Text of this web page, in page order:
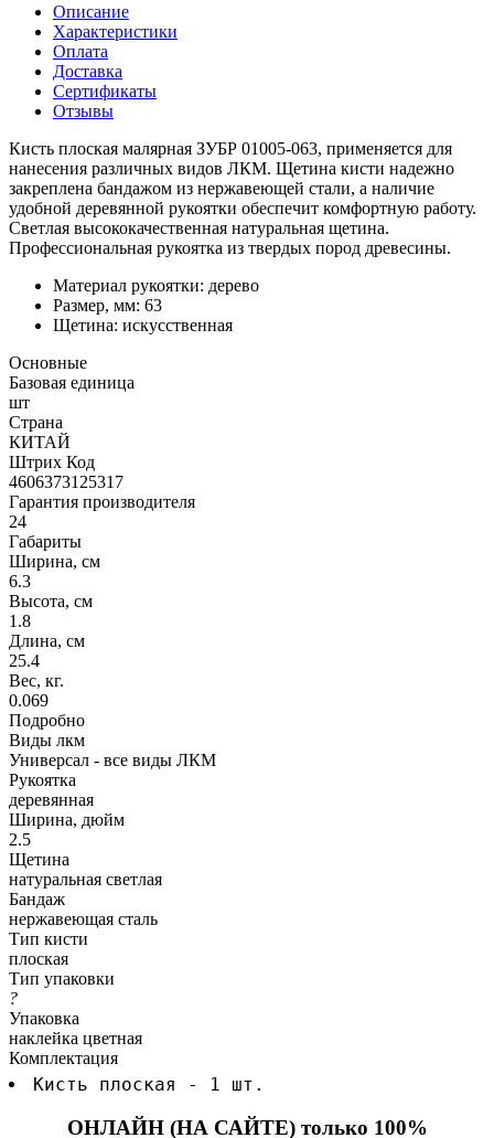
Описание
Характеристики
Оплата
Доставка
Сертификаты
Отзывы
Кисть плоская малярная ЗУБР 01005-063, применяется для
нанесения различных видов ЛКМ. Щетина кисти надежно
закреплена бандажом из нержавеющей стали, а наличие
удобной деревянной рукоятки обеспечит комфортную работу.
Светлая высококачественная натуральная щетина.
Профессиональная рукоятка из твердых пород древесины.
Материал рукоятки: дерево
Размер, мм: 63
Щетина: искусственная
Основные
Базовая единица
шт
Страна
КИТАЙ
Штрих Код
4606373125317
Гарантия производителя
24
Габариты
Ширина, см
6.3
Высота, см
1.8
Длина, см
25.4
Вес, кг.
0.069
Подробно
Виды лкм
Универсал - все виды ЛКМ
Рукоятка
деревянная
Ширина, дюйм
2.5
Щетина
натуральная светлая
Бандаж
нержавеющая сталь
Тип кисти
плоская
Тип упаковки
?
Упаковка
наклейка цветная
Комплектация
Кисть плоская - 1 шт.
ОНЛАЙН (НА САЙТЕ) только 100%